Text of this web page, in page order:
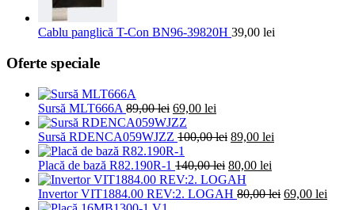
Cablu panglică T-Con BN96-39820H 39,00 lei
Oferte speciale
Sursă MLT666A 89,00lei Prețul
inițial
a
fost:
89,00 lei.
69,00 lei
este:
Sursă RDENCA059WJZZ 100,00lei Prețul
a
fost:
100,00 lei.
89,00 lei
Placă de bază R82.190R-1 140,00lei Prețul
inițial
a
80,00 lei
este:
Invertor VIT1884.00 REV:2. LOGAH 80,00lei Prețul
69,00 lei